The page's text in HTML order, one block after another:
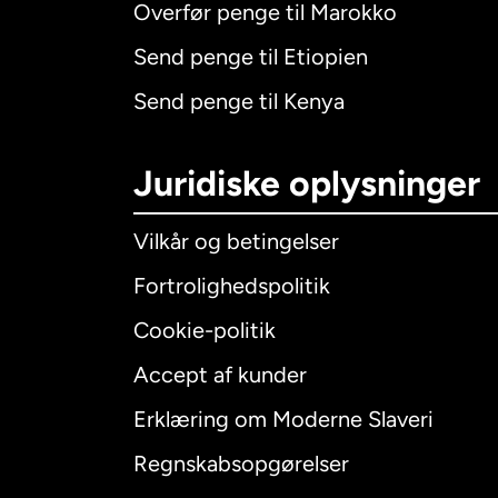
Overfør penge til Marokko
Send penge til Etiopien
Send penge til Kenya
Juridiske oplysninger
Vilkår og betingelser
Fortrolighedspolitik
Cookie-politik
Accept af kunder
Erklæring om Moderne Slaveri
Regnskabsopgørelser